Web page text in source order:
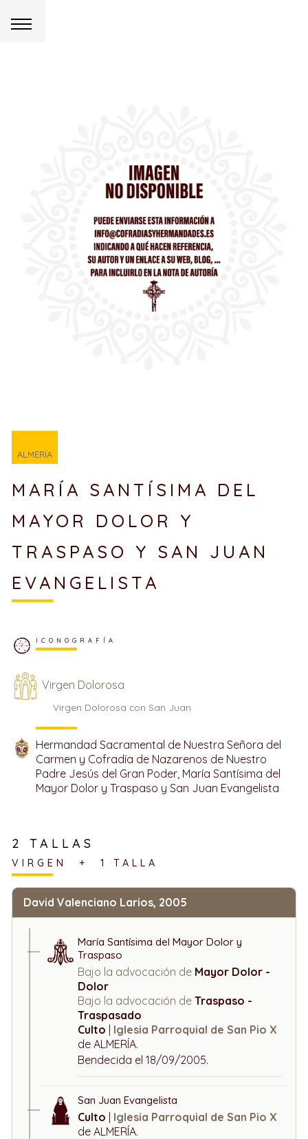
ALMERÍA
MARÍA SANTÍSIMA DEL
MAYOR DOLOR Y
TRASPASO Y SAN JUAN
EVANGELISTA
ICONOGRAFÍA
Virgen Dolorosa
Virgen Dolorosa con San Juan
Hermandad Sacramental de Nuestra Señora del
Carmen y Cofradía de Nazarenos de Nuestro
Padre Jesús del Gran Poder, María Santísima del
Mayor Dolor y Traspaso y San Juan Evangelista
2 TALLAS
VIRGEN + 1 TALLA
David Valenciano Larios, 2005
María Santísima del Mayor Dolor y
Traspaso
Bajo la advocación de Mayor Dolor -
Dolor
Bajo la advocación de Traspaso -
Traspasado
Culto
Iglesia Parroquial de San Pio X
de ALMERÍA.
Bendecida el 18/09/2005.
San Juan Evangelista
Culto
Iglesia Parroquial de San Pio X
de ALMERÍA.